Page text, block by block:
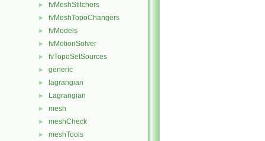
► fvMeshStitchers
► fvMeshTopoChangers
► fvModels
► fvMotionSolver
► fvTopoSetSources
► generic
► lagrangian
► Lagrangian
► mesh
► meshCheck
► meshTools